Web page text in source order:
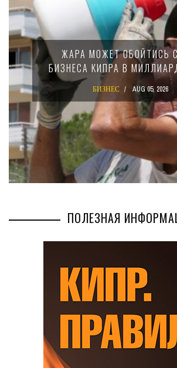
ЖАРА МОЖЕТ ОБОЙТИСЬ
БИЗНЕСА КИПРА В
БИЗНЕС AUG 05, 2026
ПОЛЕЗНАЯ